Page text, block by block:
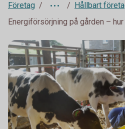
Företag
Hållbart
Energiförsörjning på gården –